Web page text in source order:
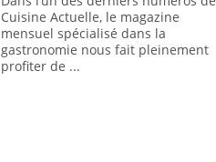
Cuisine Actuelle, le magazine
mensuel spécialisé dans la
gastronomie nous fait pleinement
profiter de ...